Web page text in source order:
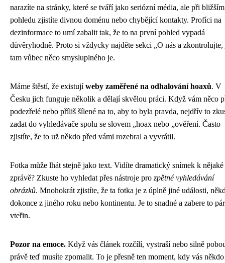
narazíte na stránky, které se tváří jako seriózní média, ale při bližším
pohledu zjistíte divnou doménu nebo chybějící kontakty. Profíci na
dezinformace to umí zabalit tak, že to na první pohled vypadá
důvěryhodně. Proto si vždycky najděte sekci „O nás a zkontrolujte,
tam vůbec něco smysluplného je.
Máme štěstí, že existujíweby zaměřené na odhalování hoaxů. V
Česku jich funguje několik a dělají skvělou práci. Když vám něco
podezřelé nebo příliš šílené na to, aby to byla pravda, nejdřív to
zadat do vyhledávače spolu se slovem „hoax nebo „ověření. Často
zjistíte, že to už někdo před vámi rozebral a vyvrátil.
Fotka může lhát stejně jako text. Vidíte dramatický snímek k nějaké
zprávě? Zkuste ho vyhledat přes nástroje pro zpětné vyhledávání
obrázků. Mnohokrát zjistíte, že ta fotka je z úplně jiné události,
dokonce z jiného roku nebo kontinentu. Je to snadné a zabere to pár
vteřin.
Pozor na emoce. Když vás článek rozčílí, vystraší nebo silně
právě teď musíte zpomalit. To je přesně ten moment, kdy vás někdo